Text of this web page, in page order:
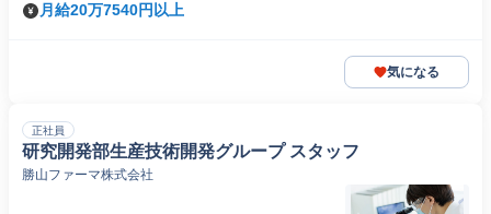
月給20万7540円以上
気になる
正社員
研究開発部生産技術開発グループ スタッフ
勝山ファーマ株式会社